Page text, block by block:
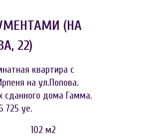
(НА
22)
квартира с
на ул.Попова.
сданного дома Гамма.
725 уе.
102 м2